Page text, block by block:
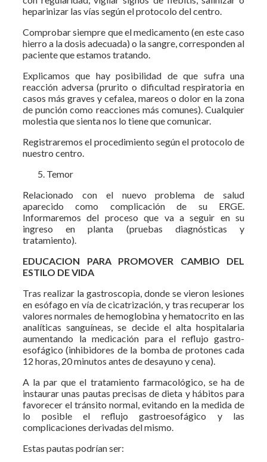
heparinizar las vías según el protocolo del centro.
Comprobar siempre que el medicamento (en este caso
hierro a la dosis adecuada) o la sangre, corresponden al
paciente que estamos tratando.
Explicamos que hay posibilidad de que sufra una
reacción adversa (prurito o dificultad respiratoria en
casos más graves y cefalea, mareos o dolor en la zona
de punción como reacciones más comunes). Cualquier
molestia que sienta nos lo tiene que comunicar.
Registraremos el procedimiento según el protocolo de
nuestro centro.
Temor
Relacionado con el nuevo problema de salud
aparecido como complicación de su ERGE.
Informaremos del proceso que va a seguir en su
ingreso en planta (pruebas diagnósticas y
tratamiento).
EDUCACION PARA PROMOVER CAMBIO DEL
ESTILO DE VIDA
Tras realizar la gastroscopia, donde se vieron lesiones
en esófago en vía de cicatrización, y tras recuperar los
valores normales de hemoglobina y hematocrito en las
analíticas sanguíneas, se decide el alta hospitalaria
aumentando la medicación para el reflujo gastro-
esofágico (inhibidores de la bomba de protones cada
12 horas, 20 minutos antes de desayuno y cena).
A la par que el tratamiento farmacológico, se ha de
instaurar unas pautas precisas de dieta y hábitos para
favorecer el tránsito normal, evitando en la medida de
lo posible el reflujo gastroesofágico y las
complicaciones derivadas del mismo.
Estas pautas podrían ser: